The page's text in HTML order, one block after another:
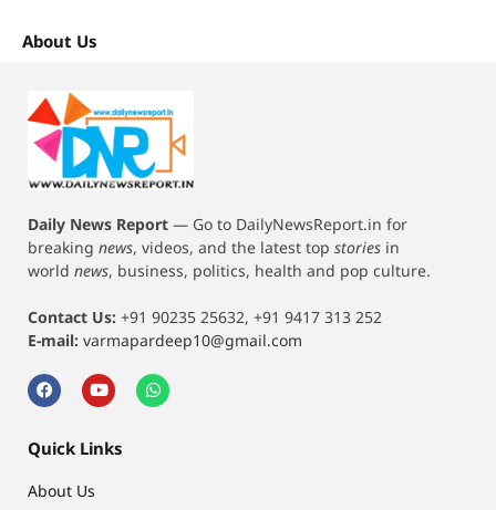
About Us
Daily News Report — Go to DailyNewsReport.in for
breaking news, videos, and the latest top stories in
world news, business, politics, health and pop culture.
Contact Us: +91 90235 25632, +91 9417 313 252
E-mail: varmapardeep10@gmail.com
Quick Links
About Us